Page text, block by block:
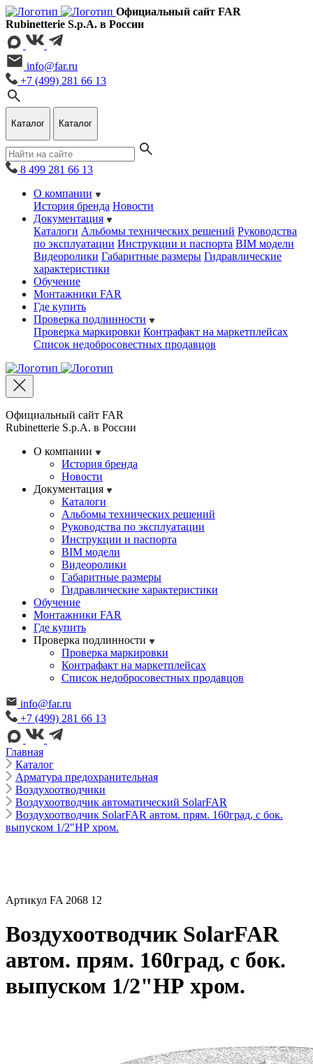
Официальный сайт FAR
Rubinetterie S.p.A. в России
info@far.ru
+7 (499) 281 66 13
Каталог Каталог
8 499 281 66 13
О компании
История бренда Новости
Документация
Каталоги Альбомы технических решений Руководства
по эксплуатации Инструкции и паспорта BIM модели
Видеоролики Габаритные размеры Гидравлические
характеристики
Обучение
Монтажники FAR
Где купить
Проверка подлинности
Проверка маркировки Контрафакт на маркетплейсах
Cписок недобросовестных продавцов
Официальный сайт FAR
Rubinetterie S.p.A. в России
О компании
История бренда
Новости
Документация
Каталоги
Альбомы технических решений
Руководства по эксплуатации
Инструкции и паспорта
BIM модели
Видеоролики
Габаритные размеры
Гидравлические характеристики
Обучение
Монтажники FAR
Где купить
Проверка подлинности
Проверка маркировки
Контрафакт на маркетплейсах
Cписок недобросовестных продавцов
info@far.ru
+7 (499) 281 66 13
Главная
Каталог
Арматура предохранительная
Воздухоотводчики
Воздухоотводчик автоматический SolarFAR
Воздухоотводчик SolarFAR автом. прям. 160град, с бок.
выпуском 1/2"НР хром.
Артикул FA 2068 12
Воздухоотводчик SolarFAR
автом. прям. 160град, с бок.
выпуском 1/2"НР хром.